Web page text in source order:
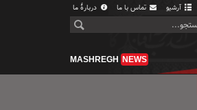
آرشیو تماس با ما دربارهٔ ما
MASHREGH NEWS